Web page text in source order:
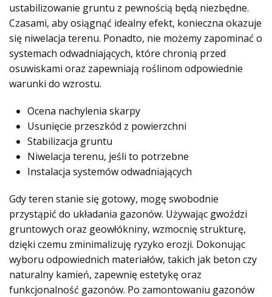
ustabilizowanie gruntu z pewnością będą niezbędne.
Czasami, aby osiągnąć idealny efekt, konieczna okazuje
się niwelacja terenu. Ponadto, nie możemy zapominać o
systemach odwadniających, które chronią przed
osuwiskami oraz zapewniają roślinom odpowiednie
warunki do wzrostu.
Ocena nachylenia skarpy
Usunięcie przeszkód z powierzchni
Stabilizacja gruntu
Niwelacja terenu, jeśli to potrzebne
Instalacja systemów odwadniających
Gdy teren stanie się gotowy, mogę swobodnie
przystąpić do układania gazonów. Używając gwoździ
gruntowych oraz geowłókniny, wzmocnię strukturę,
dzięki czemu zminimalizuję ryzyko erozji. Dokonując
wyboru odpowiednich materiałów, takich jak beton czy
naturalny kamień, zapewnię estetykę oraz
funkcjonalność gazonów. Po zamontowaniu gazonów